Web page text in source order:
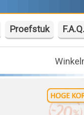
Proefstuk F.A.Q.